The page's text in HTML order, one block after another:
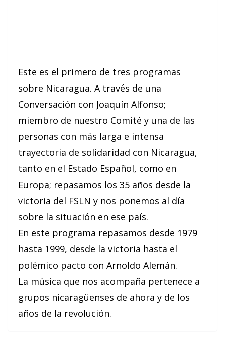
Este es el primero de tres programas
sobre Nicaragua. A través de una
Conversación con Joaquín Alfonso;
miembro de nuestro Comité y una de las
personas con más larga e intensa
trayectoria de solidaridad con Nicaragua,
tanto en el Estado Español, como en
Europa; repasamos los 35 años desde la
victoria del FSLN y nos ponemos al día
sobre la situación en ese país.
En este programa repasamos desde 1979
hasta 1999, desde la victoria hasta el
polémico pacto con Arnoldo Alemán.
La música que nos acompaña pertenece a
grupos nicaragüenses de ahora y de los
años de la revolución.